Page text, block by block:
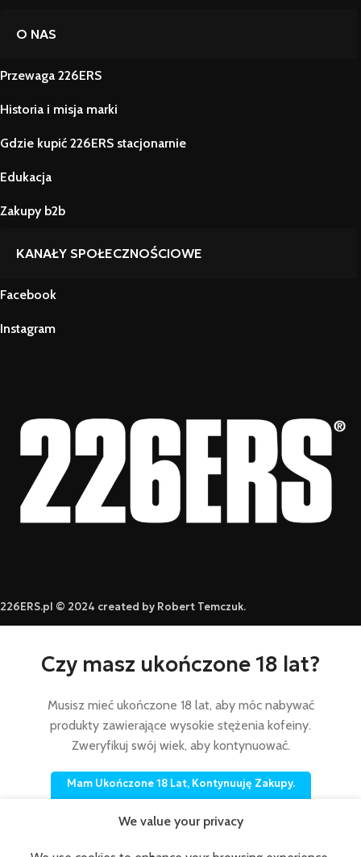
O NAS
Przewaga 226ERS
Historia i misja marki
Gdzie kupić 226ERS stacjonarnie
Edukacja
Zakupy b2b
KANAŁY SPOŁECZNOŚCIOWE
Facebook
Instagram
226ERS.pl © 2024 created by Robert Temczuk.
We value your privacy
Czy masz ukończone 18 lat?
Musisz mieć ukończone 18 lat, aby móc nabywać
produkty zawierające wysokie stężenia kofeiny.
Zweryfikuj swój wiek, aby kontynuować.
Mam Ukończone 18 Lat, Kontynuuję Zakupy.
Nie Mam Ukończonych 18 Lat, Wychodzę Ze Sklepu.